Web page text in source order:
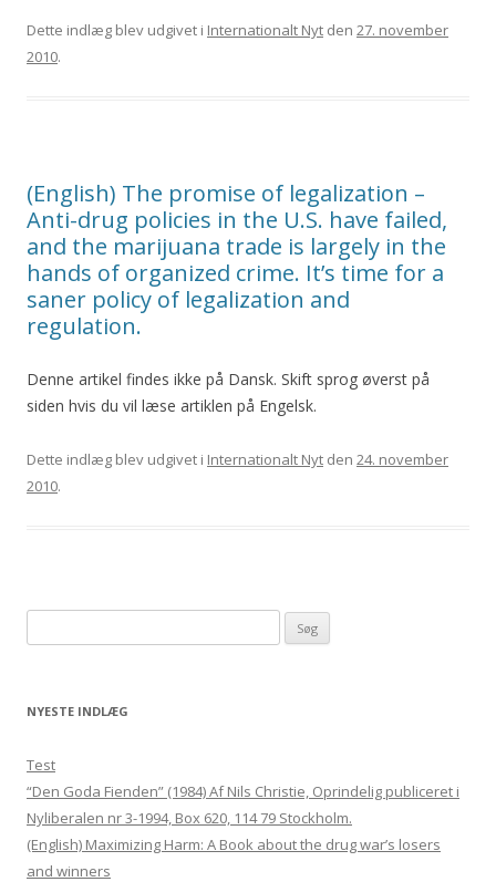
Dette indlæg blev udgivet i Internationalt Nyt den 27. november
2010.
(English) The promise of legalization –
Anti-drug policies in the U.S. have failed,
and the marijuana trade is largely in the
hands of organized crime. It’s time for a
saner policy of legalization and
regulation.
Denne artikel findes ikke på Dansk. Skift sprog øverst på
siden hvis du vil læse artiklen på Engelsk.
Dette indlæg blev udgivet i Internationalt Nyt den 24. november
2010.
NYESTE INDLÆG
Test
“Den Goda Fienden” (1984) Af Nils Christie, Oprindelig publiceret i
Nyliberalen nr 3-1994, Box 620, 114 79 Stockholm.
(English) Maximizing Harm: A Book about the drug war’s losers
and winners